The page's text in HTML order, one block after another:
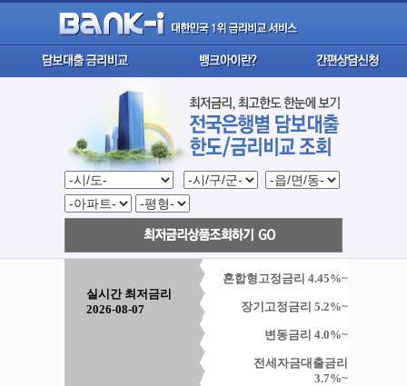
실시간 최저금리
2026-08-07
혼합형고정금리 4.45%~
장기고정금리 5.2%~
변동금리 4.0%~
전세자금대출금리
3.7%~